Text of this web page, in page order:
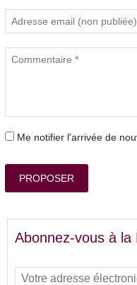
Me notifier l'arrivée de
PROPOSER
Abonnez-vous à la